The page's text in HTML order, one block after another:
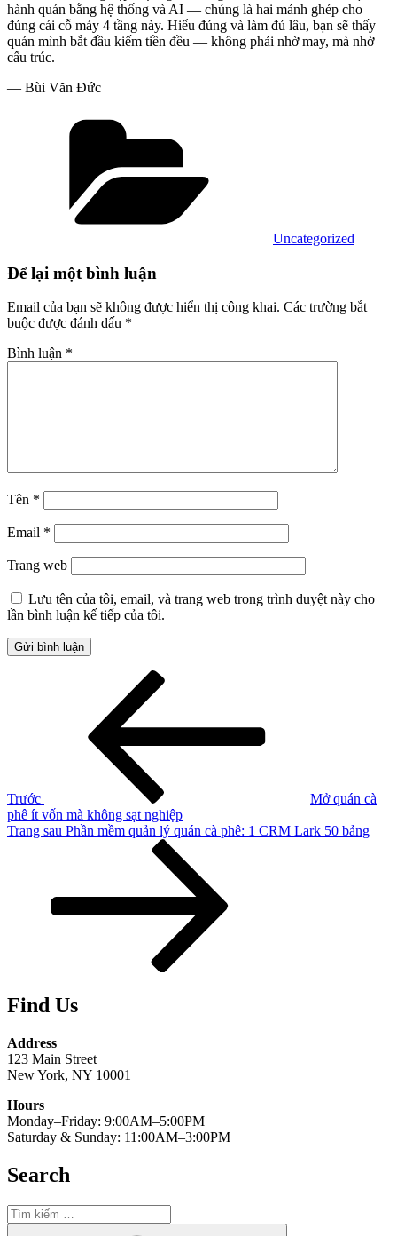
hành quán bằng hệ thống và AI — chúng là hai mảnh ghép cho
đúng cái cỗ máy 4 tầng này. Hiểu đúng và làm đủ lâu, bạn sẽ thấy
quán mình bắt đầu kiếm tiền đều — không phải nhờ may, mà nhờ
cấu trúc.
— Bùi Văn Đức
Uncategorized
Để lại một bình luận
Email của bạn sẽ không được hiển thị công khai. Các trường bắt
buộc được đánh dấu *
Bình luận *
Tên *
Email *
Trang web
Lưu tên của tôi, email, và trang web trong trình duyệt này cho
lần bình luận kế tiếp của tôi.
Trước
Mở quán cà
phê ít vốn mà không sạt nghiệp
Bài
Trang sau Phần mềm quản lý quán cà phê: 1 CRM Lark 50 bảng
Find Us
Address
123 Main Street
New York, NY 10001
Hours
Monday–Friday: 9:00AM–5:00PM
Saturday & Sunday: 11:00AM–3:00PM
Search
Tìm
kiếm: